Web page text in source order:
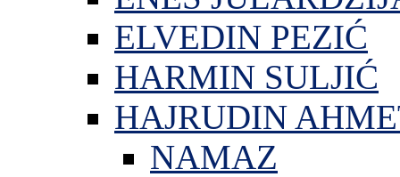
ELVEDIN PEZIĆ
HARMIN SULJIĆ
HAJRUDIN
NAMAZ